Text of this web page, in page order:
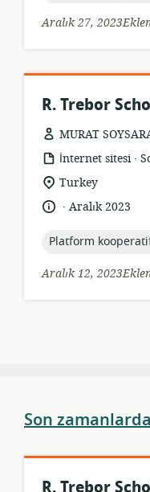
Aralık 27,
R. Trebor
MURAT
Kaynak
formatı:
İnternet sitesi .
Uygunluk
konumu:
Turkey
Dil: .
YayınAralık 2023
topic:
Platform
Aralık 12,
Son